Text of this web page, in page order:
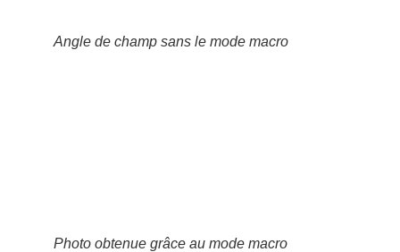
Angle de champ sans le mode macro
Photo obtenue grâce au mode macro